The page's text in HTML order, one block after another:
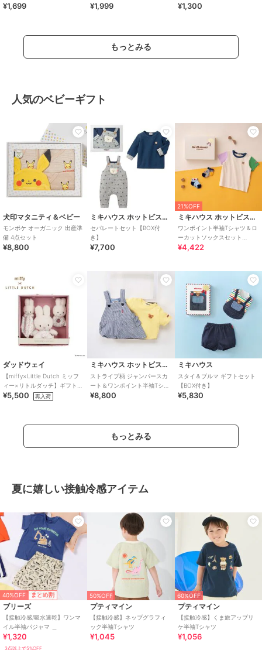
¥1,699
ン
¥1,999 ¥1,300
もっとみる
人気のベビーギフト
犬印マタニティ＆ベビー
モンポケ オーガニック 出産準
備 4点セット
¥8,800
ミキハウス ホットビスケッツ
セパレートセット【BOX付
き】
¥7,700
21%OFF
ミキハウス ホットビスケッツ
ワンポイント半袖Tシャツ＆ロ
ーカットソックスセット
【BOX付き】
¥4,422
ダッドウェイ
【miffy×Little Dutch ミッフ
ィー×リトルダッチ】ギフトボ
ックス３点セット
¥5,500 再入荷
ミキハウス ホットビスケッツ
ストライプ柄 ジャンパースカ
ート＆ワンポイント半袖Tシャ
ツセット【BOX付き】
¥8,800
ミキハウス
スタイ＆ブルマ ギフトセット
【BOX付き】
¥5,830
もっとみる
夏に嬉しい接触冷感アイテム
40%OFF まとめ割
ブリーズ
【接触冷感/吸水速乾】ワンマ
¥1,320
3点以上で5%OFF
50%OFF
プティマイン
【接触冷感】ネップグラフィ
ック半袖Tシャツ
¥1,045
60%OFF
プティマイン
【接触冷感】くま旅アップリ
ケ半袖Tシャツ
¥1,056